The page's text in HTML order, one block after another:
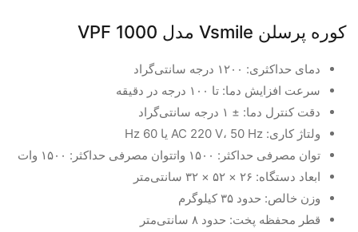
کوره پرسلن Vsmile مدل VPF 1000
دمای حداکثری: ۱۲۰۰ درجه سانتی‌گراد
سرعت افزایش دما: تا ۱۰۰ درجه در دقیقه
دقت کنترل دما: ± ۱ درجه سانتی‌گراد
ولتاژ کاری: AC 220 V، 50 Hz یا 60 Hz
توان مصرفی حداکثر: ۱۵۰۰ واتتوان مصرفی حداکثر: ۱۵۰۰ وات
ابعاد دستگاه: ۲۶ × ۵۲ × ۳۲ سانتی‌متر
وزن خالص: حدود ۳۵ کیلوگرم
قطر محفظه پخت: حدود ۸ سانتی‌متر